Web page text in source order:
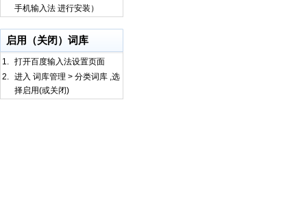
手机输入法 进行安装）
启用（关闭）词库
1. 打开百度输入法设置页面
2. 进入 词库管理 > 分类词库 ,选
择启用(或关闭)